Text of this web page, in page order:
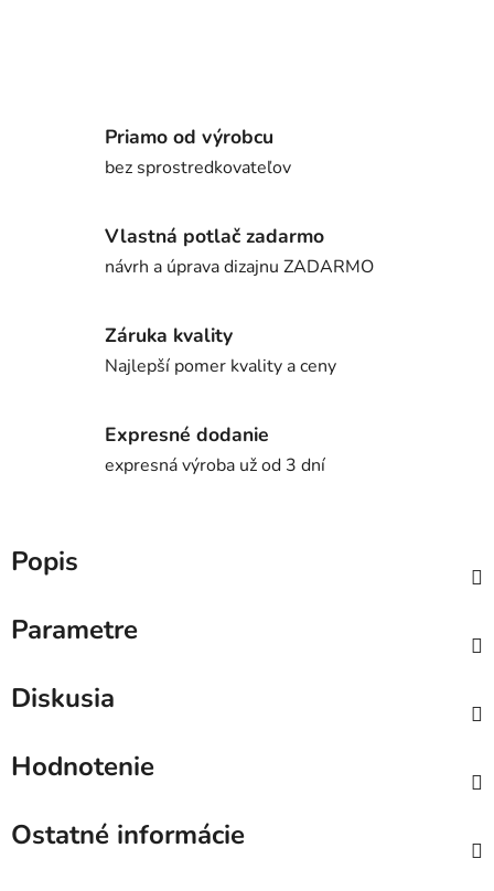
Priamo od výrobcu
bez sprostredkovateľov
Vlastná potlač zadarmo
návrh a úprava dizajnu ZADARMO
Záruka kvality
Najlepší pomer kvality a ceny
Expresné dodanie
expresná výroba už od 3 dní
Popis
Parametre
Diskusia
Hodnotenie
Ostatné informácie